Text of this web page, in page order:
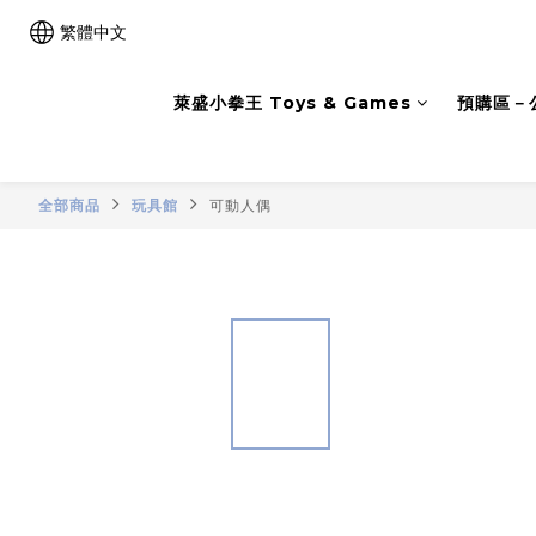
繁體中文
萊盛小拳王 Toys & Games 預購區－
全部商品 玩具館 可動人偶